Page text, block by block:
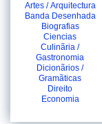
Artes / Arquitectura
Banda Desenhada
Biografias
Ciencias
Culinãria /
Gastronomia
Dicionãrios /
Gramãticas
Direito
Economia